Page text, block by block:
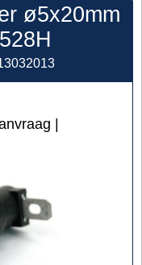
ø5x20mm
|